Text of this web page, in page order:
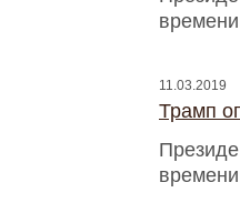
времени
11.03.2019
Трамп
времени